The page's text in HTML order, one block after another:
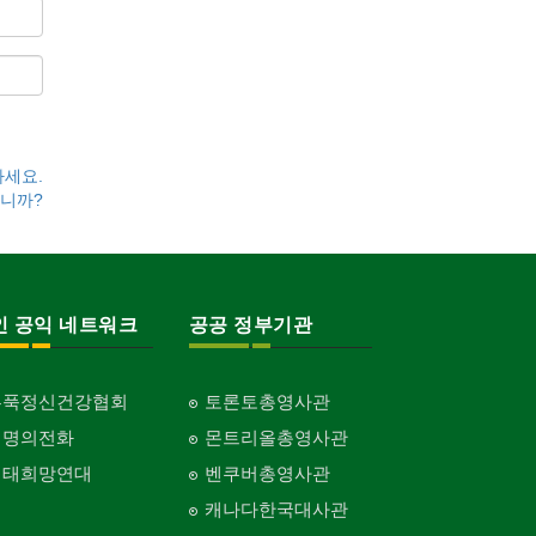
요.
까?
공익 네트워크
정신건강협회
의전화
희망연대
공공 정부기관
토론토총영사관
몬트리올총영사관
벤쿠버총영사관
캐나다한국대사관